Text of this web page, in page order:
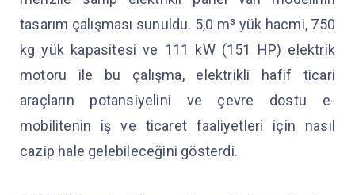
tasarım çalışması sunuldu. 5,0 m³ yük hacmi, 750
kg yük kapasitesi ve 111 kW (151 HP) elektrik
motoru ile bu çalışma, elektrikli hafif ticari
araçların potansiyelini ve çevre dostu e-
mobilitenin iş ve ticaret faaliyetleri için nasıl
cazip hale gelebileceğini gösterdi.